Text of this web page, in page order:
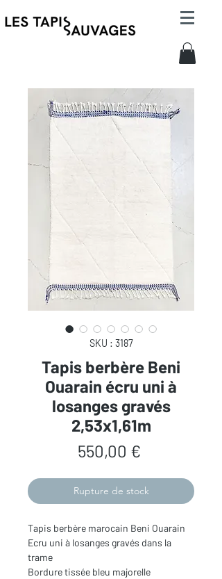
SKU : 3187
Tapis berbère Beni
Ouarain écru uni à
losanges gravés
2,53x1,61m
550,00 €
Rupture de stock
Tapis berbère marocain Beni Ouarain
Ecru uni à losanges gravés dans la
trame
Bordure tissée bleu majorelle